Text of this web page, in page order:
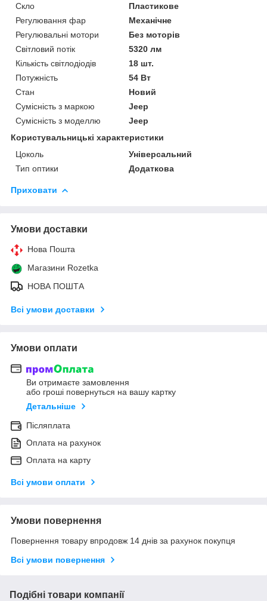
Скло
Пластикове
Регулювання фар
Механічне
Регулювальні мотори
Без моторів
Світловий потік
5320 лм
Кількість світлодіодів
18 шт.
Потужність
54 Вт
Стан
Новий
Сумісність з маркою
Jeep
Сумісність з моделлю
Jeep
Користувальницькі характеристики
Цоколь
Універсальний
Тип оптики
Додаткова
Приховати
Умови доставки
Нова Пошта
Магазини Rozetka
НОВА ПОШТА
Всі умови доставки
Умови оплати
Ви отримаєте замовлення
або гроші повернуться на вашу картку
Детальніше
Післяплата
Оплата на рахунок
Оплата на карту
Всі умови оплати
Умови повернення
Повернення товару впродовж 14 днів за рахунок покупця
Всі умови повернення
Подібні товари компанії